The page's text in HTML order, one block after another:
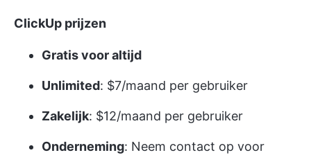
ClickUp prijzen
Gratis voor altijd
Unlimited: $7/maand per gebruiker
Zakelijk: $12/maand per gebruiker
Onderneming: Neem contact op voor